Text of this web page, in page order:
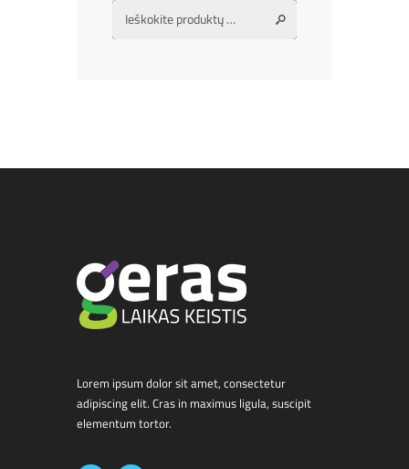
Lorem ipsum dolor sit amet, consectetur
adipiscing elit. Cras in maximus ligula, suscipit
elementum tortor.